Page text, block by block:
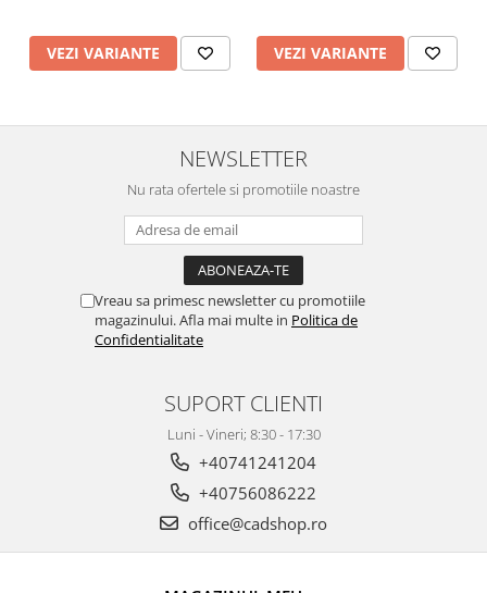
VEZI VARIANTE VEZI VARIANTE
NEWSLETTER
Nu rata ofertele si promotiile noastre
Vreau sa primesc newsletter cu promotiile
magazinului. Afla mai multe in Politica de
Confidentialitate
SUPORT CLIENTI
Luni - Vineri; 8:30 - 17:30
+40741241204
+40756086222
office@cadshop.ro